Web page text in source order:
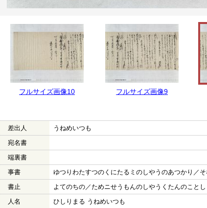
フルサイズ画像10 フルサイズ画像9
差出人
うねめいつも
宛名書
端裏書
事書
ゆつりわたすつのくにたるミのしやうのあつかり／
書止
よてのちの／ためニせうもんのしやうくたんのことし
人名
ひしりまる うねめいつも